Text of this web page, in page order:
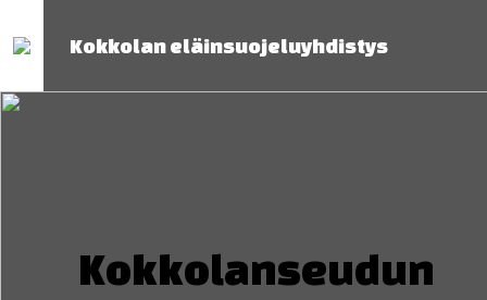
Kokkolan eläinsuojeluyhdistys
Kokkolanseudun